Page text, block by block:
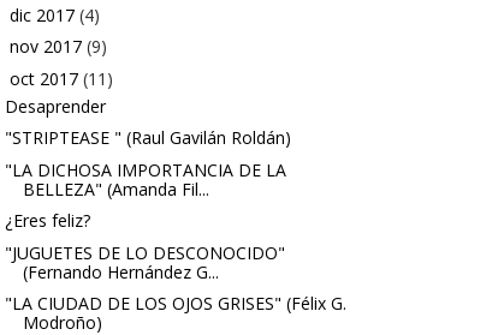
dic 2017(4)
nov 2017(9)
oct 2017(11)
Desaprender
"STRIPTEASE " (Raul Gavilán Roldán)
"LA DICHOSA IMPORTANCIA DE LA
BELLEZA" (Amanda Fil...
¿Eres feliz?
"JUGUETES DE LO DESCONOCIDO"
(Fernando Hernández G...
"LA CIUDAD DE LOS OJOS GRISES" (Félix G.
Modroño)